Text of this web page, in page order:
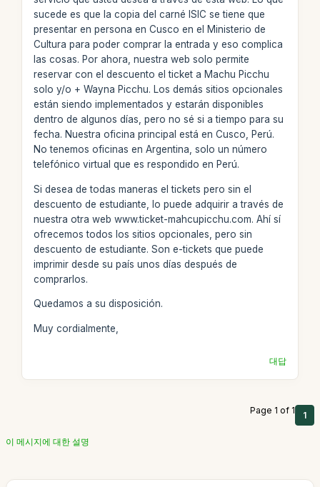
sucede es que la copia del carné ISIC se tiene que
presentar en persona en Cusco en el Ministerio de
Cultura para poder comprar la entrada y eso complica
las cosas. Por ahora, nuestra web solo permite
reservar con el descuento el ticket a Machu Picchu
solo y/o + Wayna Picchu. Los demás sitios opcionales
están siendo implementados y estarán disponibles
dentro de algunos días, pero no sé si a tiempo para su
fecha. Nuestra oficina principal está en Cusco, Perú.
No tenemos oficinas en Argentina, solo un número
telefónico virtual que es respondido en Perú.
Si desea de todas maneras el tickets pero sin el
descuento de estudiante, lo puede adquirir a través de
nuestra otra web www.ticket-mahcupicchu.com. Ahí sí
ofrecemos todos los sitios opcionales, pero sin
descuento de estudiante. Son e-tickets que puede
imprimir desde su país unos días después de
comprarlos.
Quedamos a su disposición.
Muy cordialmente,
대답
Page 1 of 1 1
이 메시지에 대한 설명